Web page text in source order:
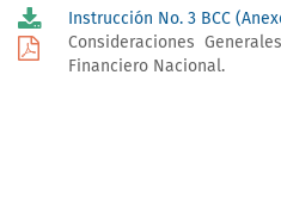
Instrucción No. 3 BCC
Consideraciones
Financiero Nacional.